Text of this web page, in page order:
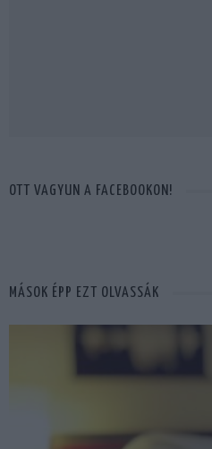
OTT VAGYUN A FACEBOOKON!
MÁSOK ÉPP EZT OLVASSÁK